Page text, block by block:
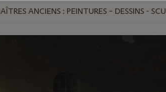
ANCIENS : PEINTURES – DESSINS -